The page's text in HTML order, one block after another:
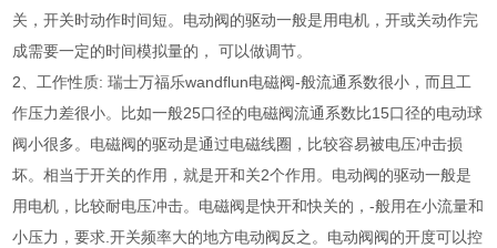
关，开关时动作时间短。电动阀的驱动一般是用电机，开或关动作完
成需要一定的时间模拟量的， 可以做调节。
2、工作性质: 瑞士万福乐wandflun电磁阀-般流通系数很小，而且工
作压力差很小。比如一般25口径的电磁阀流通系数比15口径的电动球
阀小很多。电磁阀的驱动是通过电磁线圈，比较容易被电压冲击损
坏。相当于开关的作用，就是开和关2个作用。电动阀的驱动一般是
用电机，比较耐电压冲击。电磁阀是快开和快关的，-般用在小流量和
小压力，要求.开关频率大的地方电动阀反之。电动阀阀的开度可以控